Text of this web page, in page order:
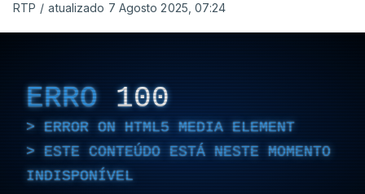
RTP / atualizado 7 Agosto 2025, 07:24
ERRO 100
ERROR ON HTML5 MEDIA ELEMENT
ESTE CONTEÚDO ESTÁ NESTE MOMENTO
INDISPONÍVEL